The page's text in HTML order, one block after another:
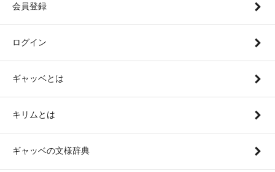
会員登録
ログイン
ギャッベとは
キリムとは
ギャッベの文様辞典